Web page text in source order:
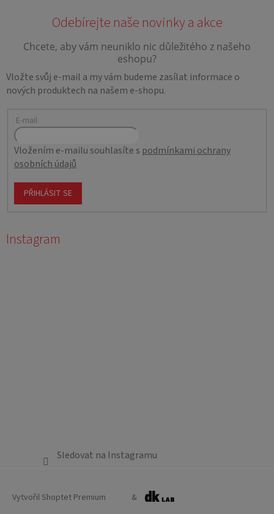
Vložte svůj e-mail a my vám budeme zasílat informace o
nových produktech na našem e-shopu.
E-mail
Vložením e-mailu souhlasíte s podmínkami ochrany
osobních údajů
PŘIHLÁSIT SE
Instagram
Sledovat na Instagramu
Vytvořil Shoptet Premium &